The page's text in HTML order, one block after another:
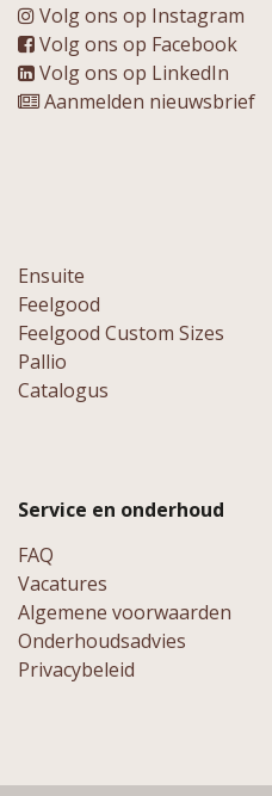
Volg ons op Instagram
Volg ons op Facebook
Volg ons op LinkedIn
Aanmelden nieuwsbrief
Service en onderhoud
FAQ
Vacatures
Algemene voorwaarden
Onderhoudsadvies
Privacybeleid
Ensuite
Feelgood
Feelgood Custom Sizes
Pallio
Catalogus